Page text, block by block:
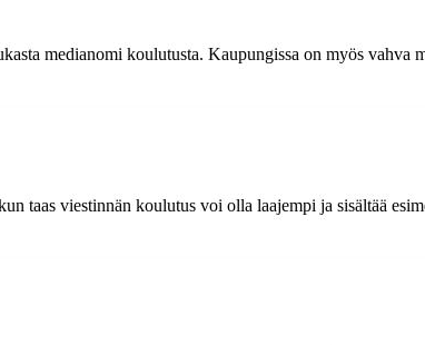
medianomi koulutusta. Kaupungissa on myös vahva
taas viestinnän koulutus voi olla laajempi ja sisältää